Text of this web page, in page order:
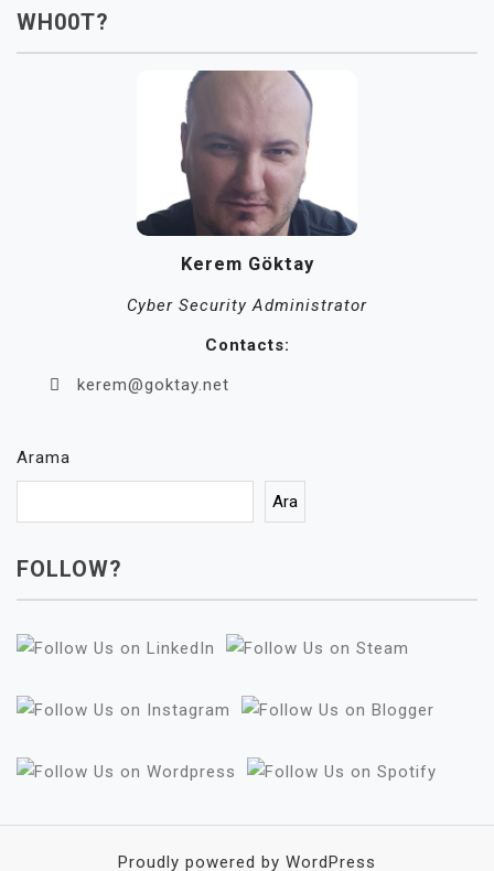
WH00T?
Kerem Göktay
Cyber Security Administrator
Contacts:
kerem@goktay.net
Arama
Ara
FOLLOW?
Proudly powered by WordPress